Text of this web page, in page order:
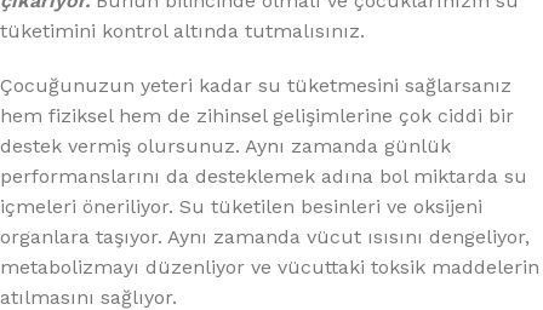
tüketimini kontrol altında tutmalısınız.
Çocuğunuzun yeteri kadar su tüketmesini sağlarsanız
hem fiziksel hem de zihinsel gelişimlerine çok ciddi bir
destek vermiş olursunuz. Aynı zamanda günlük
performanslarını da desteklemek adına bol miktarda su
içmeleri öneriliyor. Su tüketilen besinleri ve oksijeni
organlara taşıyor. Aynı zamanda vücut ısısını dengeliyor,
metabolizmayı düzenliyor ve vücuttaki toksik maddelerin
atılmasını sağlıyor.